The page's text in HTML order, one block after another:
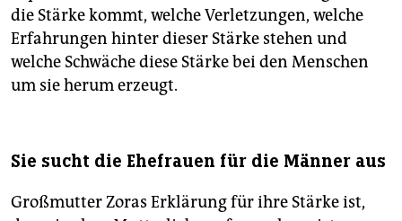
die Stärke kommt, welche Verletzungen, welche
Erfahrungen hinter dieser Stärke stehen und
welche Schwäche diese Stärke bei den Menschen
um sie herum erzeugt.
Sie sucht die Ehefrauen für die Männer aus
Großmutter ­Zoras Erklärung für ihre Stärke ist,